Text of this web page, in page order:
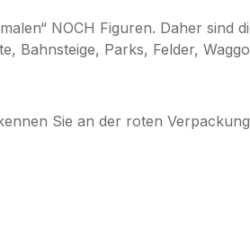
NOCH Figuren. Daher sind
Bahnsteige, Parks, Felder,
Sie an der roten